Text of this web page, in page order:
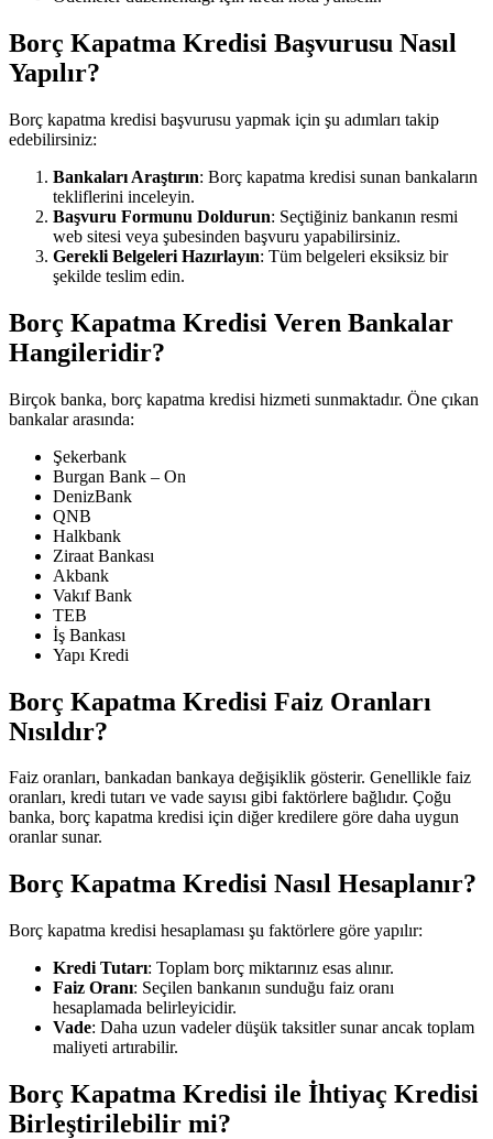
Borç Kapatma Kredisi Başvurusu Nasıl
Yapılır?
Borç kapatma kredisi başvurusu yapmak için şu adımları takip
edebilirsiniz:
Bankaları Araştırın: Borç kapatma kredisi sunan bankaların
tekliflerini inceleyin.
Başvuru Formunu Doldurun: Seçtiğiniz bankanın resmi
web sitesi veya şubesinden başvuru yapabilirsiniz.
Gerekli Belgeleri Hazırlayın: Tüm belgeleri eksiksiz bir
şekilde teslim edin.
Borç Kapatma Kredisi Veren Bankalar
Hangileridir?
Birçok banka, borç kapatma kredisi hizmeti sunmaktadır. Öne çıkan
bankalar arasında:
Şekerbank
Burgan Bank – On
DenizBank
QNB
Halkbank
Ziraat Bankası
Akbank
Vakıf Bank
TEB
İş Bankası
Yapı Kredi
Borç Kapatma Kredisi Faiz Oranları
Nısıldır?
Faiz oranları, bankadan bankaya değişiklik gösterir. Genellikle faiz
oranları, kredi tutarı ve vade sayısı gibi faktörlere bağlıdır. Çoğu
banka, borç kapatma kredisi için diğer kredilere göre daha uygun
oranlar sunar.
Borç Kapatma Kredisi Nasıl Hesaplanır?
Borç kapatma kredisi hesaplaması şu faktörlere göre yapılır:
Kredi Tutarı: Toplam borç miktarınız esas alınır.
Faiz Oranı: Seçilen bankanın sunduğu faiz oranı
hesaplamada belirleyicidir.
Vade: Daha uzun vadeler düşük taksitler sunar ancak toplam
maliyeti artırabilir.
Borç Kapatma Kredisi ile İhtiyaç Kredisi
Birleştirilebilir mi?